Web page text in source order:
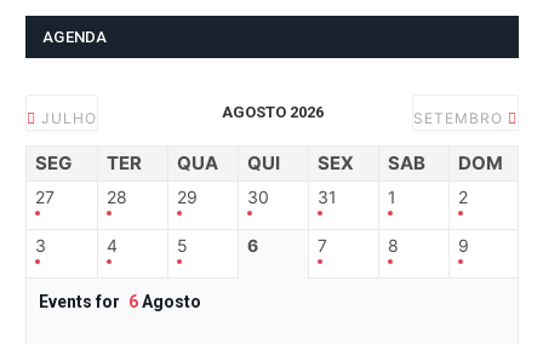
AGENDA
JULHO AGOSTO 2026 SETEMBRO
SEG TER QUA QUI SEX SAB DOM
27 28 29 30 31 1 2
3 4 5 6 7 8 9
Events for 6Agosto